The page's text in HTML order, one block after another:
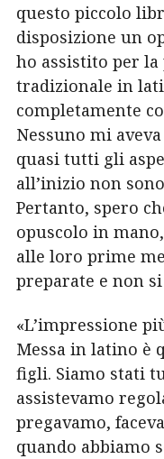
questo piccolo
disposizione un
ho assistito per
tradizionale in
completamente
Nessuno mi
quasi tutti gli
all’inizio non
Pertanto, spero
opuscolo in
alle loro prime
preparate e non
«L’impressione
Messa in latino è
figli. Siamo stati
assistevamo
pregavamo,
quando abbiamo